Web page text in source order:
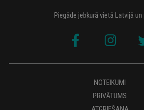
Piegāde jebkurā vietā Latvijā
NOTEIKUMI
PRIVĀTUMS